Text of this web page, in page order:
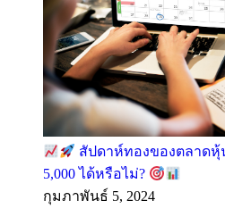
สัปดาห์ทองของตลาดหุ้
5,000 ได้หรือไม่?
กุมภาพันธ์ 5, 2024